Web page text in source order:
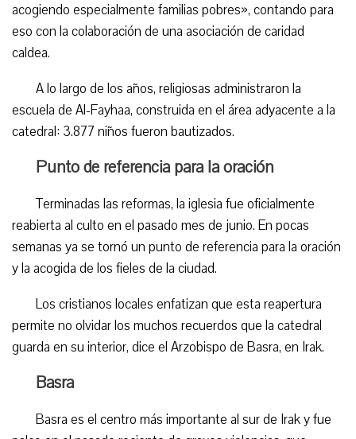
acogiendo especialmente familias pobres», contando para
eso con la colaboración de una asociación de caridad
caldea.
A lo largo de los años, religiosas administraron la
escuela de Al-Fayhaa, construida en el área adyacente a la
catedral: 3.877 niños fueron bautizados.
Punto de referencia para la oración
Terminadas las reformas, la iglesia fue oficialmente
reabierta al culto en el pasado mes de junio. En pocas
semanas ya se tornó un punto de referencia para la oración
y la acogida de los fieles de la ciudad.
Los cristianos locales enfatizan que esta reapertura
permite no olvidar los muchos recuerdos que la catedral
guarda en su interior, dice el Arzobispo de Basra, en Irak.
Basra
Basra es el centro más importante al sur de Irak y fue